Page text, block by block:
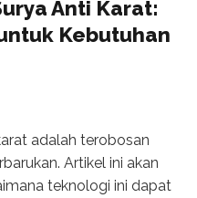
Anti Karat:
Kebutuhan
adalah terobosan
Artikel ini akan
teknologi ini dapat